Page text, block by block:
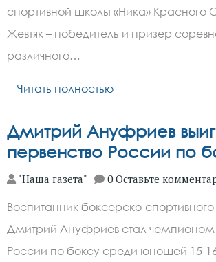
спортивной школы «Ника» Красного
Жевтяк – победитель и призер
различного…
Читать полностью
Дмитрий Ануфриев
первенство России по
"Наша газета" 0 Оставьте
Воспитанник боксерско-спортивного
Дмитрий Ануфриев стал чемпионом
России по боксу среди юношей 15-